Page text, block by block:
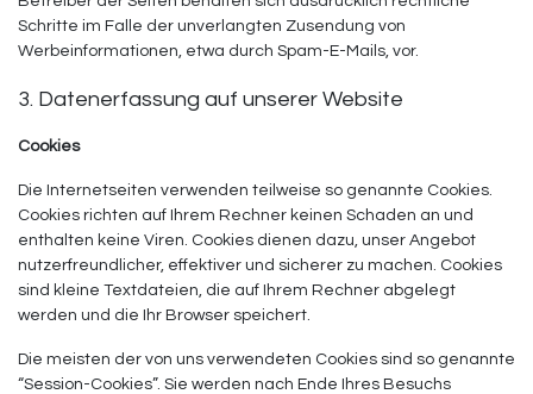
Schritte im Falle der unverlangten Zusendung von
Werbeinformationen, etwa durch Spam-E-Mails, vor.
3. Datenerfassung auf unserer Website
Cookies
Die Internetseiten verwenden teilweise so genannte Cookies.
Cookies richten auf Ihrem Rechner keinen Schaden an und
enthalten keine Viren. Cookies dienen dazu, unser Angebot
nutzerfreundlicher, effektiver und sicherer zu machen. Cookies
sind kleine Textdateien, die auf Ihrem Rechner abgelegt
werden und die Ihr Browser speichert.
Die meisten der von uns verwendeten Cookies sind so genannte
“Session-Cookies”. Sie werden nach Ende Ihres Besuchs